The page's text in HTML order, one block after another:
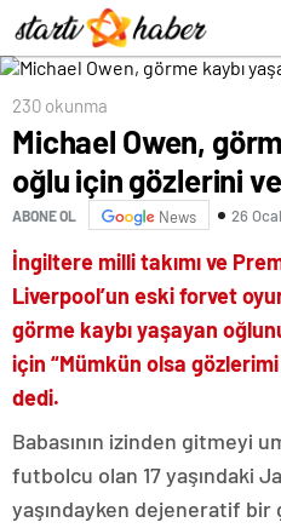
230 okunma
Michael Owen,
oğlu için gözlerini
ABONE OL News 26
İngiltere milli takımı ve
Liverpool’un eski forvet
görme kaybı yaşayan
için “Mümkün olsa
dedi.
Babasının izinden gitmeyi
futbolcu olan 17 yaşındaki
yaşındayken dejeneratif bir